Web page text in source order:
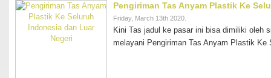
Pengiriman Tas Anyam Plastik Ke
Friday, March 13th 2020.
Kini Tas jadul ke pasar ini bisa dimiliki oleh
melayani Pengiriman Tas Anyam Plastik Ke